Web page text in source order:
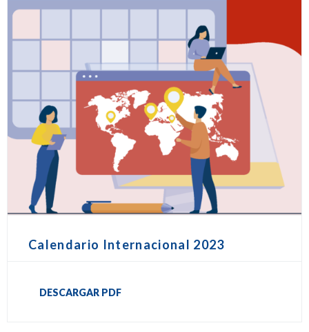
Calendario Internacional 2023
DESCARGAR PDF